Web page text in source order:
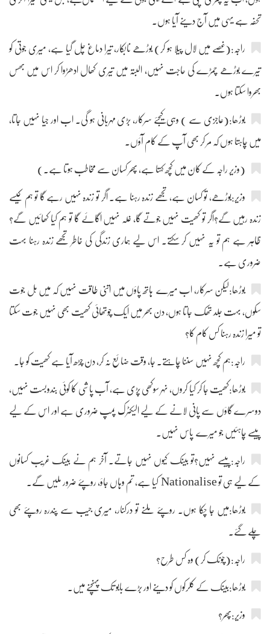
تحفہ ہے یہی میں آج دینے آیا ہوں۔
راجہ:(غصے میں لال پیلا ہو کر) بوڑھے نابکار، تیرا دماغ چل گیا ہے، میری جوتی کو
تیرے بوڑھے چمڑے کی حاجت نہیں، البتہ میں تیری کھال ادھڑوا کر اس میں بھس
بھروا سکتا ہوں۔
بوڑھا:(عاجزی سے ) وہی کیجئے سرکار، بڑی مہربانی ہو گی۔ اب اور جیا نہیں جاتا،
میں چاہتا ہوں کہ مر کر بھی آپ کے کام آؤں۔
(وزیر راجہ کے کان میں کچھ کہتا ہے، پھر کسان سے مخاطب ہوتا ہے۔)
وزیر:بوڑھے، تو کسان ہے، تجھے زندہ رہنا ہے۔ اگر تو زندہ نہیں رہے گا تو ہم کیسے
زندہ رہیں گے؟اگر تو کھیت نہیں جوتے گا، غلہ نہیں اگائے گا تو ہم کیا کھائیں گے؟
ظاہر ہے ہم تو یہ نہیں کر سکتے۔ اس لیے ہماری زندگی کی خاطر تجھے زندہ رہنا بہت
ضروری ہے۔
بوڑھا:لیکن سرکار، اب میرے ہاتھ پاؤں میں اتنی طاقت نہیں کہ میں ہل جوت
سکوں، بہت جلد تھک جاتا ہوں، دن بھر میں ایک چوتھائی کھیت بھی نہیں جوت سکتا
تو میرا زندہ رہنا کس کام کا؟
راجہ:ہم کچھ نہیں سننا چاہتے۔ جا، وقت ضائع نہ کر، دن چڑھ آیا ہے کھیت کو جا۔
بوڑھا:کھیت جا کر کیا کروں، نہر سوکھی پڑی ہے، آب پاشی کا کوئی بندوبست نہیں،
دوسرے گاؤں سے پانی لانے کے لیے الیکٹرک پمپ ضروری ہے اور اس کے لیے
پیسے چاہئیں جو میرے پاس نہیں۔
راجہ:پیسے نہیں؟تو بینک کیوں نہیں جاتے۔ آخر ہم نے بینک غریب کسانوں
کے لیے ہی تو Nationalise کیا ہے، تم وہاں جاؤ، روپئے ضرور ملیں گے۔
بوڑھا:میں جا چکا ہوں۔ روپئے ملنے تو درکنار، میری جیب سے پندرہ روپئے بھی
چلے گئے۔
راجہ:(چونک کر) وہ کس طرح؟
بوڑھا:بینک کے کلرکوں کو دینے اور بڑے بابو تک پہنچنے میں۔
وزیر:پھر؟